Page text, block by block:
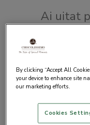
Ai uitat
Livrare gratuita
By clicking “Accept All
your device to enhance site
our marketing efforts.
Cookies